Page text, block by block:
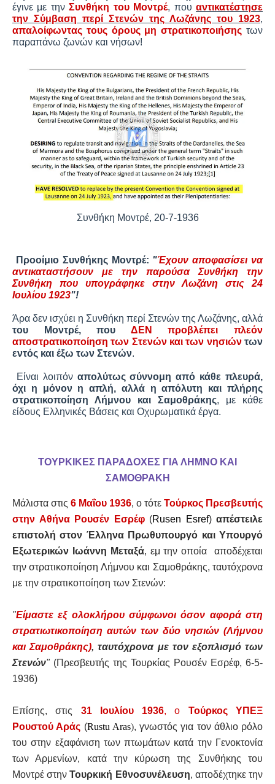
έγινε με τηνΣυνθήκη του Μοντρέ, πουαντικατέστησε
την Σύμβαση περί Στενών της Λωζάνης του 1923,
απαλοίφωντας τους όρους μη στρατικοποιήσης των
παραπάνω ζωνών και νήσων!
Συνθήκη Μοντρέ, 20-7-1936
Προοίμιο Συνθήκης Μοντρέ: "Έχουν αποφασίσει να
αντικαταστήσουν με την παρούσα Συνθήκη την
Συνθήκη που υπογράφηκε στην Λωζάνη στις 24
Ιουλίου 1923"!
Άρα δεν ισχύει η Συνθήκη περί Στενών της Λωζάνης, αλλά
του Μοντρέ, που ΔΕΝ προβλέπει πλεόν
αποστρατικοποίηση των Στενών και των νησιώντων
εντός και έξω των Στενών.
Είναι λοιπόν απολύτως σύννομη από κάθε πλευρά,
όχι η μόνον η απλή, αλλά η απόλυτη και πλήρης
στρατικοποίηση Λήμνου και Σαμοθράκης, με κάθε
είδους Ελληνικές Βάσεις και Οχυρωματικά έργα.
ΤΟΥΡΚΙΚΕΣ ΠΑΡΑΔΟΧΕΣ ΓΙΑ ΛΗΜΝΟ ΚΑΙ
ΣΑΜΟΘΡΑΚΗ
Μάλιστα στις 6 Μαΐου 1936, ο τότε Τούρκος Πρεσβευτής
στην Αθήνα
Ρουσέν Εσρέφ (Rusen Esref) απέστειλε
επιστολή στον Έλληνα Πρωθυπουργό και Υπουργό
Εξωτερικών Ιωάννη Μεταξά, εμ την οποία αποδέχεται
την στρατικοποίηση Λήμνου και Σαμοθράκης, ταυτόχρονα
με την στρατικοποίηση των Στενών:
"Είμαστε εξ ολοκλήρου σύμφωνοι όσον αφορά στη
στρατιωτικοποίηση αυτών των δύο νησιών (Λήμνου
και Σαμοθράκης), ταυτόχρονα με τον εξοπλισμό των
Στενών" (Πρεσβευτής της Τουρκίας Ρουσέν Εσρέφ, 6-5-
1936)
Επίσης, στις 31 Ιουλίου 1936, ο Τούρκος ΥΠΕΞ
Ρουστού Αράς (Rustu Aras), γνωστός για τον άθλιο ρόλο
του στην εξαφάνιση των πτωμάτων κατά την Γενοκτονία
των Αρμενίων, κατά την κύρωση της Συνθήκης του
Μοντρέ στηνΤουρκική Εθνοσυνέλευση, αποδέχτηκε την